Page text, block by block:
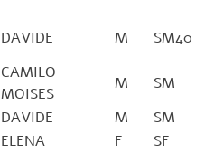
DAVIDE M SM40
CAMILO
MOISES
M
SM
DAVIDE M
SM
ELENA F
SF